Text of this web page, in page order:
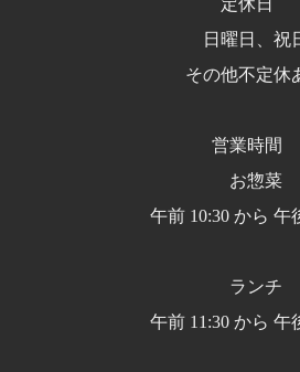
定休日
日曜日、祝
その他不定休
営業時間
お惣菜
午前 10:30 から 午
ランチ
午前 11:30 から 午